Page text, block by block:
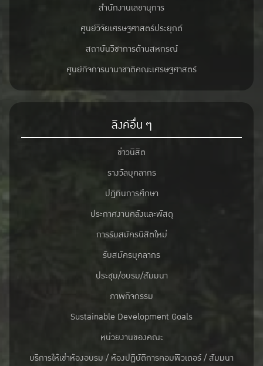
สำนักงานเลขานุการ
ศูนย์วิจัยเศรษฐศาสตร์ประยุกต์
สถาบันวิชาการด้านสหกรณ์
ศูนย์กิจการนานาชาติคณะเศรษฐศาสตร์
ลิงค์อื่น ๆ
ข่าวนิสิต
รางวัลบุคลากร
ปฎิทินการศึกษา
ประกาศงานคลังและพัสดุ
การรับสมัครนิสิตใหม่
รับสมัครบุคลากร
ประชุม/อบรม/สัมมนา
ภาพกิจกรรม
Sustainable Development Goals
หน่วยงานของคณะ
บริการให้เช่าห้องอบรม / ห้องปฏิบัติการคอมพิวเตอร์ / สัมมนา